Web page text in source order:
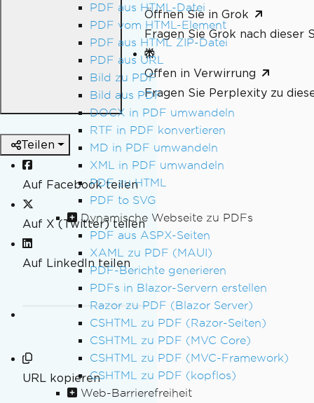
PDF aus HTML-Datei
PDF vom HTML-Element
PDF aus HTML ZIP-Datei
PDF aus URL
Bild zu PDF
Bild aus PDF
DOCX in PDF umwandeln
RTF in PDF konvertieren
MD in PDF umwandeln
XML in PDF umwandeln
PDF zu HTML
PDF to SVG
Dynamische Webseite zu PDFs
PDF aus ASPX-Seiten
XAML zu PDF (MAUI)
PDF-Berichte generieren
PDFs in Blazor-Servern erstellen
Razor zu PDF (Blazor Server)
CSHTML zu PDF (Razor-Seiten)
CSHTML zu PDF (MVC Core)
CSHTML zu PDF (MVC-Framework)
CSHTML zu PDF (kopflos)
Web-Barrierefreiheit
Öffnen Sie in Grok
Fragen Sie Grok nach dieser
Offen in Verwirrung
Fragen Sie Perplexity zu
Teilen
Auf Facebook teilen
Auf X (Twitter) teilen
Auf LinkedIn teilen
URL kopieren